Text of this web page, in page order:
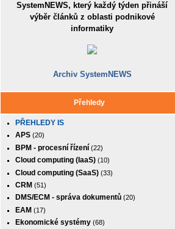
SystemNEWS, který každý týden přináší
výběr článků z oblasti podnikové
informatiky
Archiv SystemNEWS
Přehledy
PŘEHLEDY IS
APS (20)
BPM - procesní řízení (22)
Cloud computing (IaaS) (10)
Cloud computing (SaaS) (33)
CRM (51)
DMS/ECM - správa dokumentů (20)
EAM (17)
Ekonomické systémy (68)